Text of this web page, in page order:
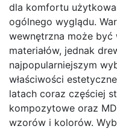
dla komfortu
ogólnego wyglądu.
wewnętrzna może być
materiałów, jednak
najpopularniejszym
właściwości
latach coraz częściej
kompozytowe oraz
wzorów i kolorów.